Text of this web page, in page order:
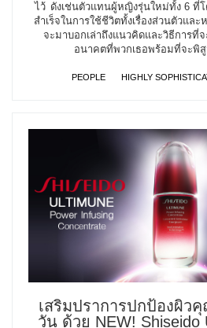
ไว้ ดังเช่นตัวแทนผู้หญิงรุ่นใหม่ทั้ง 6 ที่โ
สำเร็จในการใช้ชีวิตทั้งเรื่องส่วนตัวแล
จะมาบอกเล่าถึงแนวคิดและวิธีการที่
อนาคตที่พวกเธอพร้อมที่จะพิสู
PEOPLE HIGHLY
เสริมปราการปกป้องผิว
วัน ด้วย NEW! Shiseido